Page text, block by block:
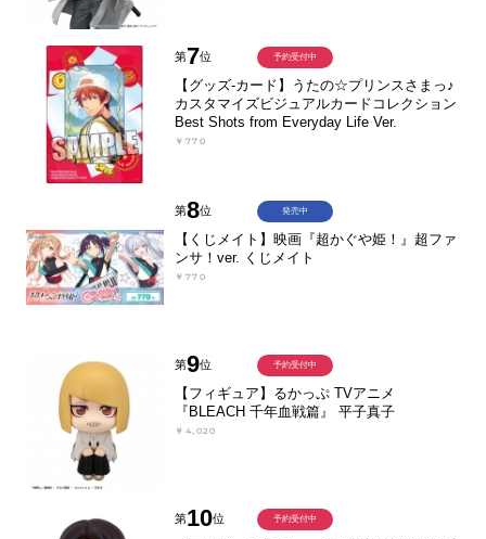
第7位
【グッズ-カード】うたの☆プリンスさまっ♪
カスタマイズビジュアルカードコレクション
Best Shots from Everyday Life Ver.
￥770
予約受付中
第8位
【くじメイト】映画『超かぐや姫！』超ファ
ンサ！ver. くじメイト
￥770
発売中
第9位
【フィギュア】るかっぷ TVアニメ
『BLEACH 千年血戦篇』 平子真子
￥4,020
予約受付中
第10位 予約受付中